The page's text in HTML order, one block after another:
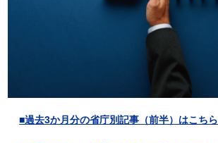
■過去3か月分の省庁別記事（前半）はこちら